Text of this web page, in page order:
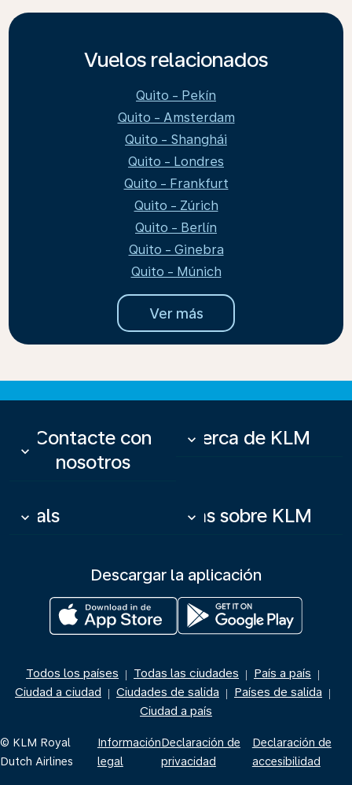
Vuelos relacionados
Quito - Pekín
Quito - Amsterdam
Quito - Shanghái
Quito - Londres
Quito - Frankfurt
Quito - Zúrich
Quito - Berlín
Quito - Ginebra
Quito - Múnich
Ver más
Contacte con
nosotros
keyboard_arrow_down
Acerca de KLM
keyboard_arrow_down
Deals
keyboard_arrow_down Más sobre KLM
keyboard_arrow_down
Descargar la aplicación
Todos los países | Todas las ciudades | País a país |
Ciudad a ciudad | Ciudades de salida | Países de salida |
Ciudad a país
© KLM Royal
Dutch Airlines
Información
legal
Declaración de
privacidad
Declaración de
accesibilidad